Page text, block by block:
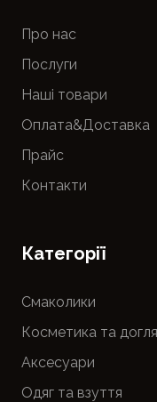
Про нас
Послуги
Наші товари
Оплата&Доставка
Прайс
Контакти
Категорії
Смаколики
Косметика та
Аксесуари
Одяг та взуття